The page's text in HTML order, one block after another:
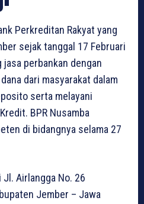
Perkreditan Rakyat yang
sejak tanggal 17 Februari
perbankan dengan
dari masyarakat dalam
serta melayani
BPR Nusamba
di bidangnya selama 27
Airlangga No. 26
Jember – Jawa